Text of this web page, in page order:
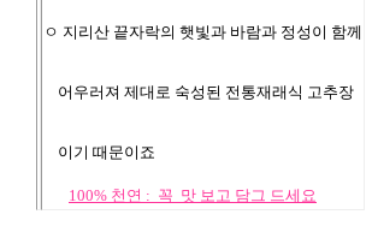
ㅇ 지리산 끝자락의 햇빛과 바람과 정성이 함께
어우러져 제대로 숙성된 전통재래식 고추장
이기 때문이죠
100% 천연 : 꼭 맛 보고 담그 드세요